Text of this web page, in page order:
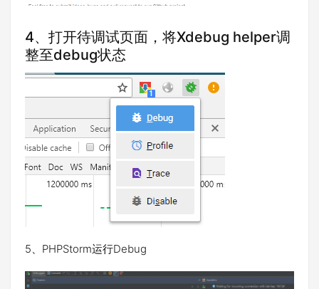
4、打开待调试页面，将Xdebug helper调
整至debug状态
5、PHPStorm运行Debug